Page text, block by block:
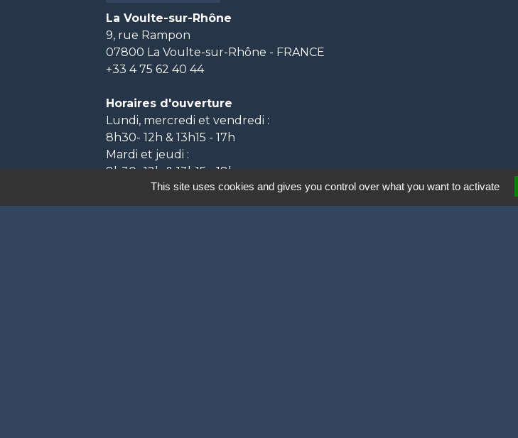
La Voulte-sur-Rhône
9, rue Rampon
07800 La Voulte-sur-Rhône - FRANCE
+33 4 75 62 40 44
Horaires d'ouverture
Lundi, mercredi et vendredi :
8h30- 12h & 13h15 - 17h
Mardi et jeudi :
8h30- 12h & 13h15 - 18h
This site uses cookies and gives you control over what you want to activate